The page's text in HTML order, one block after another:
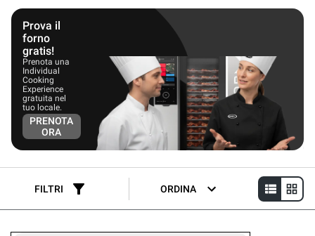
Prova il
forno
gratis!
Prenota una
Individual
Cooking
Experience
gratuita nel
tuo locale.
PRENOTA
ORA
FILTRI ORDINA